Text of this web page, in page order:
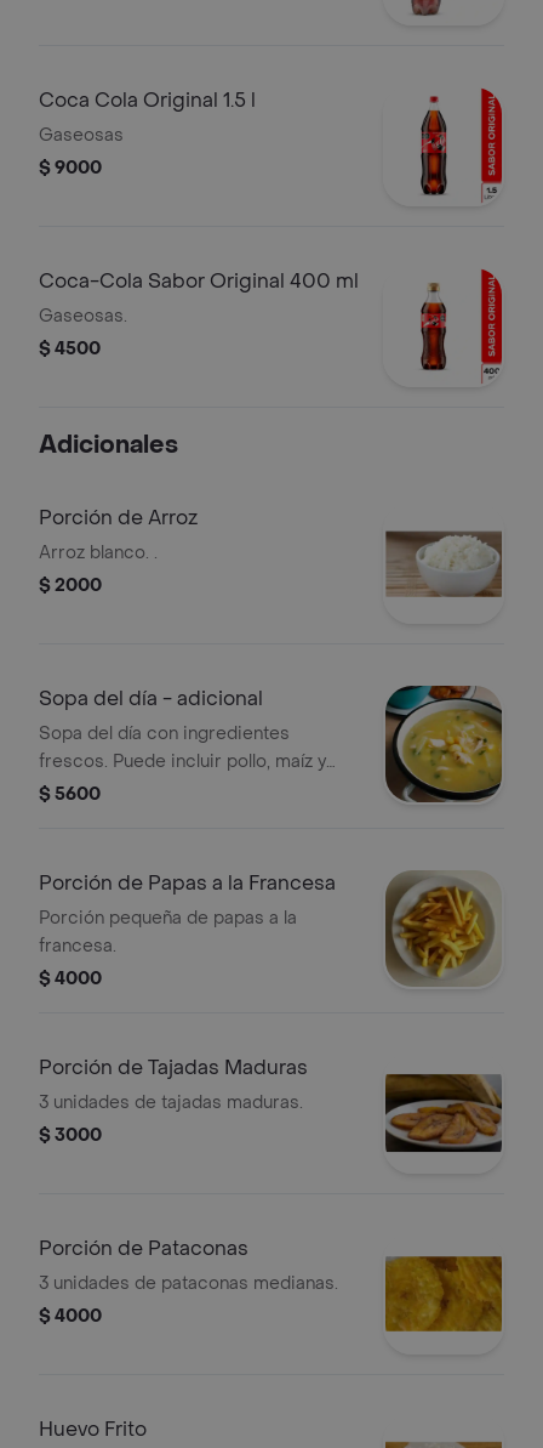
Coca Cola Original 1.5 l
Gaseosas
$ 9000
Coca-Cola Sabor Original 400 ml
Gaseosas.
$ 4500
Adicionales
Porción de Arroz
Arroz blanco. .
$ 2000
Sopa del día - adicional
Sopa del día con ingredientes
frescos. Puede incluir pollo, maíz y
verduras. La variedad depende de la
$ 5600
Porción de Papas a la Francesa
Porción pequeña de papas a la
francesa.
$ 4000
Porción de Tajadas Maduras
3 unidades de tajadas maduras.
$ 3000
Porción de Pataconas
3 unidades de pataconas medianas.
$ 4000
Huevo Frito